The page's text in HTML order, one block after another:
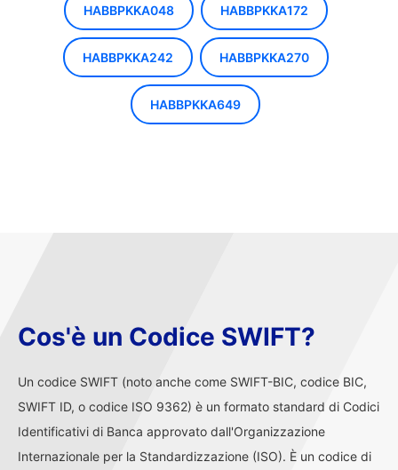
HABBPKKA048 HABBPKKA172
HABBPKKA242 HABBPKKA270
HABBPKKA649
Cos'è un Codice SWIFT?
Un codice SWIFT (noto anche come SWIFT-BIC, codice BIC,
SWIFT ID, o codice ISO 9362) è un formato standard di Codici
Identificativi di Banca approvato dall'Organizzazione
Internazionale per la Standardizzazione (ISO). È un codice di